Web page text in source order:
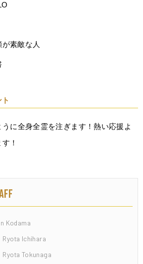
が素敵な人
に全身全霊を注ぎます！熱い応援よ
！
Kodama
Ryota Ichihara
Ryota Tokunaga